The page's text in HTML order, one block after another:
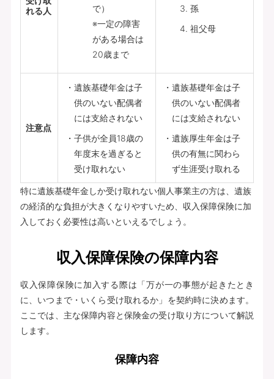
れる人
で）
※一定の障害
がある場合は
20歳まで
孫
祖父母
注意点
遺族基礎年金は子
供のいない配偶者
には支給されない
子供が全員18歳の
年度末を過ぎると
受け取れない
遺族基礎年金は子
供のいない配偶者
には支給されない
遺族厚生年金は子
供の有無に関わら
ず生涯受け取れる
特に遺族基礎年金しか受け取れない個人事業主の方は、遺族
の経済的な負担が大きくなりやすいため、収入保障保険に加
入しておく必要性は高いといえるでしょう。
収入保障保険の保障内容
収入保障保険に加入する際は「万が一の事態が起きたとき
に、いつまで・いくら受け取れるか」を契約時に決めます。
ここでは、主な保障内容と保険金の受け取り方について解説
します。
保障内容